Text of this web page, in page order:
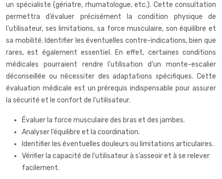
un spécialiste (gériatre, rhumatologue, etc.). Cette consultation
permettra d’évaluer précisément la condition physique de
l’utilisateur, ses limitations, sa force musculaire, son équilibre et
sa mobilité. Identifier les éventuelles contre-indications, bien que
rares, est également essentiel. En effet, certaines conditions
médicales pourraient rendre l’utilisation d’un monte-escalier
déconseillée ou nécessiter des adaptations spécifiques. Cette
évaluation médicale est un prérequis indispensable pour assurer
la sécurité et le confort de l’utilisateur.
Évaluer la force musculaire des bras et des jambes.
Analyser l’équilibre et la coordination.
Identifier les éventuelles douleurs ou limitations articulaires.
Vérifier la capacité de l’utilisateur à s’asseoir et à se relever
facilement.